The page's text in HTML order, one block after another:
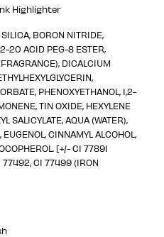
Highlighter
BORON NITRIDE,
20 ACID PEG-8 ESTER,
DICALCIUM
PHENOXYETHANOL, 1,2-
TIN OXIDE, HEXYLENE
SALICYLATE, AQUA (WATER),
CINNAMYL ALCOHOL,
[+/- CI 77891
77492, CI 77499 (IRON